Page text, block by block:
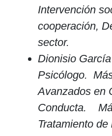
Intervención
cooperación,
sector.
Dionisio
Psicólogo.
Avanzados en
Conducta.
Tratamiento